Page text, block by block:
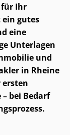
für Ihr
gutes
eine
Unterlagen
und
in Rheine
bei Bedarf